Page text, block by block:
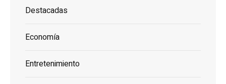
Destacadas
Economía
Entretenimiento